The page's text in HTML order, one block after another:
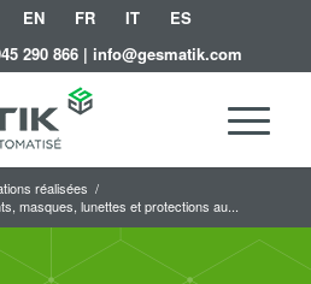
EN FR IT
ES
290 866| info@gesmatik.com
réalisées /
masques, lunettes et protections au...